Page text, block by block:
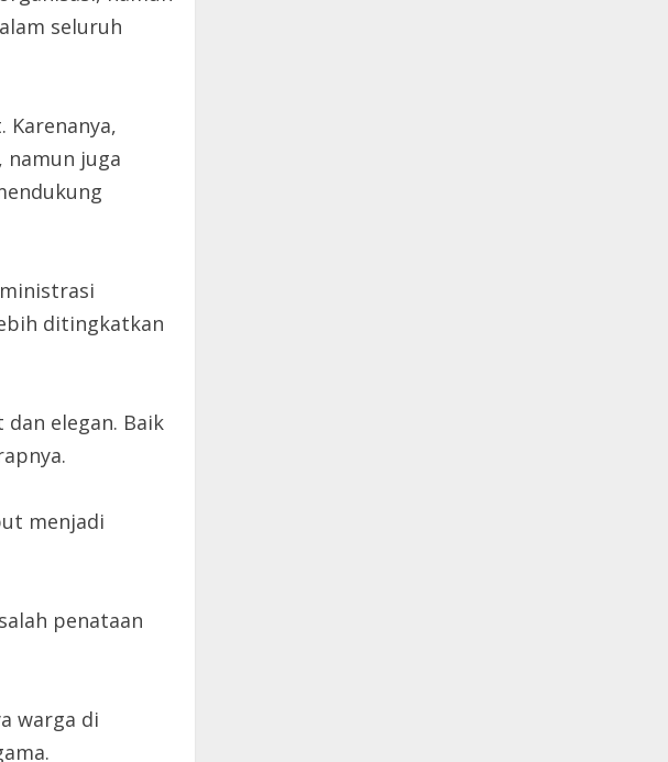
seluruh
Karenanya,
juga
ditingkatkan
elegan. Baik
menjadi
penataan
warga di